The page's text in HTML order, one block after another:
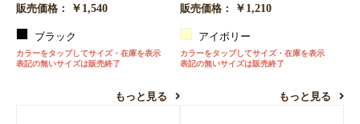
販売価格：
￥1,540
ブラック
カラーをタップしてサイズ・在庫を表示
表記の無いサイズは販売終了
もっと見る
販売価格： ￥1,210
アイボリー
カラーをタップしてサイズ・在庫を表示
表記の無いサイズは販売終了
もっと見る